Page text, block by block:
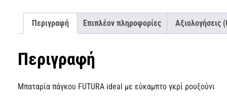
Περιγραφή Επιπλέον πληροφορίες Αξιολογήσεις
Περιγραφή
Μπαταρία πάγκου FUTURA ideal με εύκαμπτο γκρί ρουξούνι